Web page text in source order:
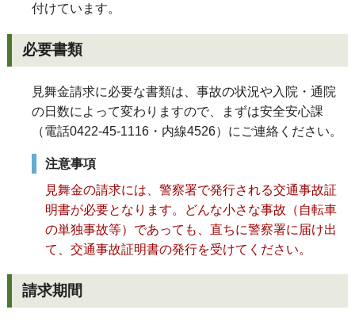
付けています。
必要書類
見舞金請求に必要な書類は、事故の状況や入院・通院
の日数によって変わりますので、まずは安全安心課
（電話0422-45-1116・内線4526）にご連絡ください。
注意事項
見舞金の請求には、警察署で発行される交通事故証
明書が必要となります。どんな小さな事故（自転車
の単独事故等）であっても、直ちに警察署に届け出
て、交通事故証明書の発行を受けてください。
請求期間